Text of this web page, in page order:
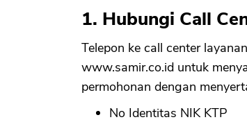
1. Hubungi Call
Telepon ke call center
www.samir.co.id untuk
permohonan dengan
No Identitas NIK KTP